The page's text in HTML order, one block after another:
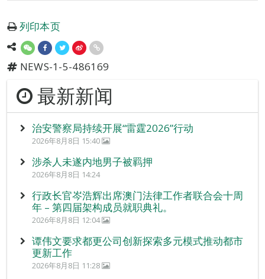
列印本页
NEWS-1-5-486169
最新新闻
治安警察局持续开展“雷霆2026”行动
2026年8月8日 15:40
涉杀人未遂内地男子被羁押
2026年8月8日 14:24
行政长官岑浩辉出席澳门法律工作者联合会十周
年 – 第四届架构成员就职典礼。
2026年8月8日 12:04
谭伟文要求都更公司创新探索多元模式推动都市
更新工作
2026年8月8日 11:28